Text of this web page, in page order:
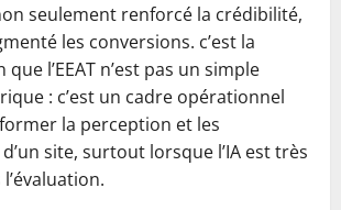
seulement renforcé la crédibilité,
les conversions. c’est la
l’EEAT n’est pas un simple
: c’est un cadre opérationnel
la perception et les
site, surtout lorsque l’IA est très